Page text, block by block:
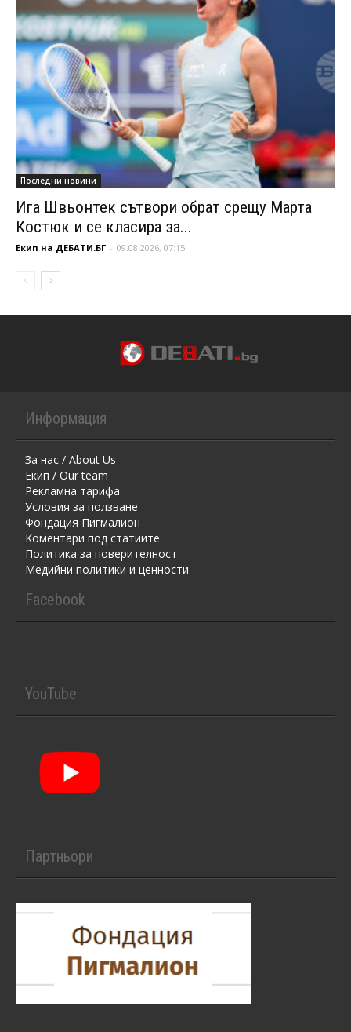
Последни новини
Ига Швьонтек сътвори обрат срещу Марта
Костюк и се класира за...
Екип на ДЕБАТИ.БГ - 09.08.2026, 07:15
Информация
За нас / About Us
Екип / Our team
Рекламна тарифа
Условия за ползване
Фондация Пигмалион
Kоментaри под статиите
Политика за поверителност
Медийни политики и ценности
Facebook
YouTube
Партньори